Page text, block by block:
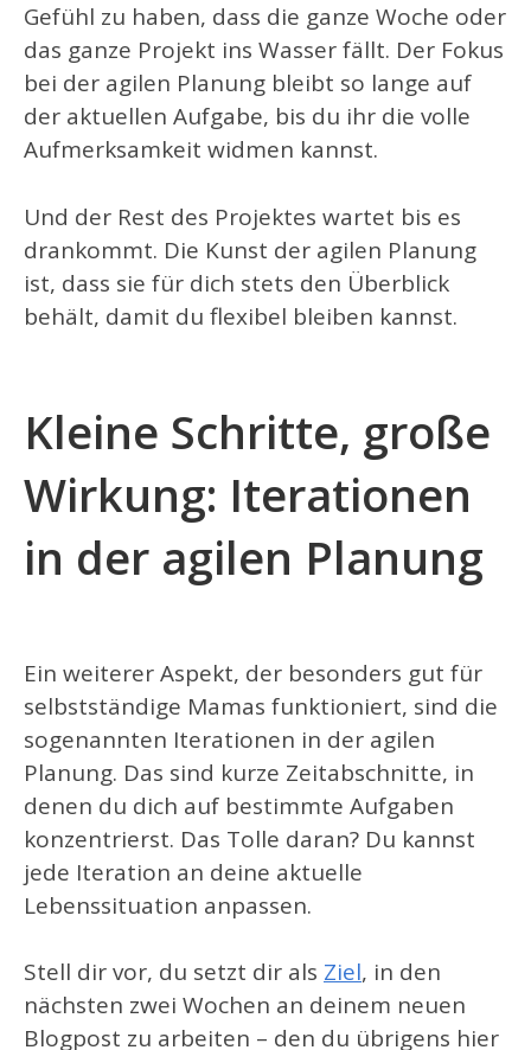
Gefühl zu haben, dass die ganze Woche oder
das ganze Projekt ins Wasser fällt. Der Fokus
bei der agilen Planung bleibt so lange auf
der aktuellen Aufgabe, bis du ihr die volle
Aufmerksamkeit widmen kannst.
Und der Rest des Projektes wartet bis es
drankommt. Die Kunst der agilen Planung
ist, dass sie für dich stets den Überblick
behält, damit du flexibel bleiben kannst.
Kleine Schritte, große
Wirkung: Iterationen
in der agilen Planung
Ein weiterer Aspekt, der besonders gut für
selbstständige Mamas funktioniert, sind die
sogenannten Iterationen in der agilen
Planung. Das sind kurze Zeitabschnitte, in
denen du dich auf bestimmte Aufgaben
konzentrierst. Das Tolle daran? Du kannst
jede Iteration an deine aktuelle
Lebenssituation anpassen.
Stell dir vor, du setzt dir als Ziel, in den
nächsten zwei Wochen an deinem neuen
Blogpost zu arbeiten – den du übrigens hier